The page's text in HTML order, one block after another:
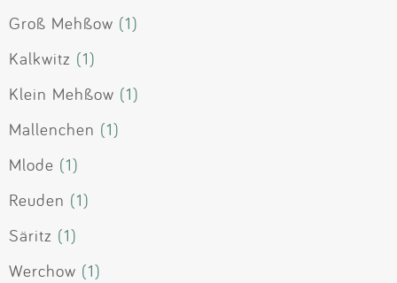
Groß Mehßow (1)
Kalkwitz (1)
Klein Mehßow (1)
Mallenchen (1)
Mlode (1)
Reuden (1)
Säritz (1)
Werchow (1)